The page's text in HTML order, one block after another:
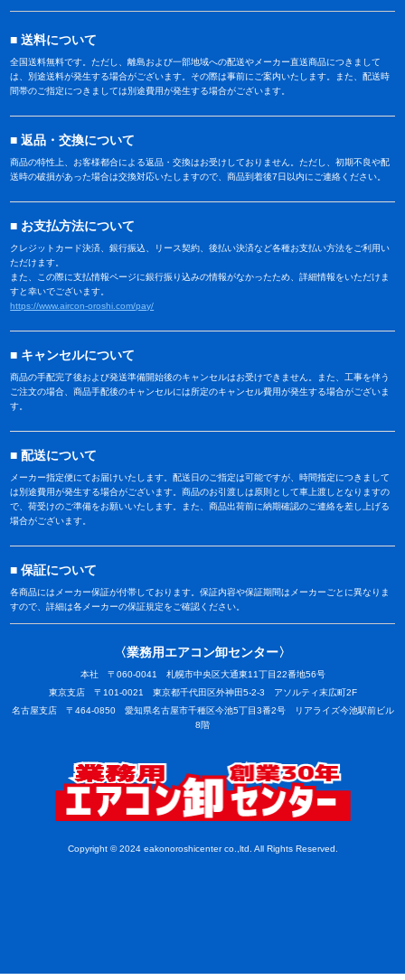
送料について
全国送料無料です。ただし、離島および一部地域への配送やメーカー直送商品につきまして
は、別途送料が発生する場合がございます。その際は事前にご案内いたします。また、配送時
間帯のご指定につきましては別途費用が発生する場合がございます。
返品・交換について
商品の特性上、お客様都合による返品・交換はお受けしておりません。ただし、初期不良や配
送時の破損があった場合は交換対応いたしますので、商品到着後7日以内にご連絡ください。
お支払方法について
クレジットカード決済、銀行振込、リース契約、後払い決済など各種お支払い方法をご利用い
ただけます。
また、この際に支払情報ページに銀行振り込みの情報がなかったため、詳細情報をいただけま
すと幸いでございます。
https://www.aircon-oroshi.com/pay/
キャンセルについて
商品の手配完了後および発送準備開始後のキャンセルはお受けできません。また、工事を伴う
ご注文の場合、商品手配後のキャンセルには所定のキャンセル費用が発生する場合がございま
す。
配送について
メーカー指定便にてお届けいたします。配送日のご指定は可能ですが、時間指定につきまして
は別途費用が発生する場合がございます。商品のお引渡しは原則として車上渡しとなりますの
で、荷受けのご準備をお願いいたします。また、商品出荷前に納期確認のご連絡を差し上げる
場合がございます。
保証について
各商品にはメーカー保証が付帯しております。保証内容や保証期間はメーカーごとに異なりま
すので、詳細は各メーカーの保証規定をご確認ください。
〈業務用エアコン卸センター〉
本社 〒060-0041 札幌市中央区大通東11丁目22番地56号
東京支店 〒101-0021 東京都千代田区外神田5-2-3 アソルティ末広町2F
名古屋支店 〒464-0850 愛知県名古屋市千種区今池5丁目3番2号 リアライズ今池駅前ビル
8階
Copyright © 2024 eakonoroshicenter co.,ltd. All Rights Reserved.